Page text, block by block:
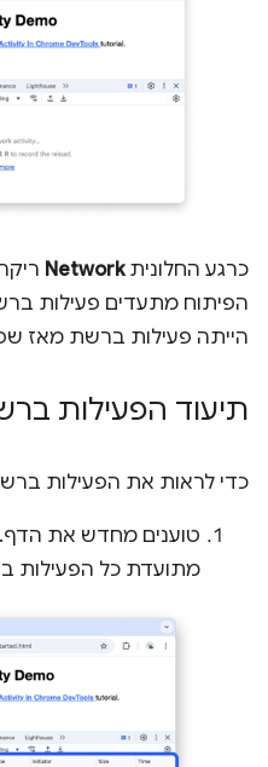
כרגע החלוניתNetwork
הפיתוח מתעדים פעילות
הייתה פעילות ברשת מאז
תיעוד הפעילות
כדי לראות את הפעילות
טוענים מחדש את
מתועדת כל הפעילות